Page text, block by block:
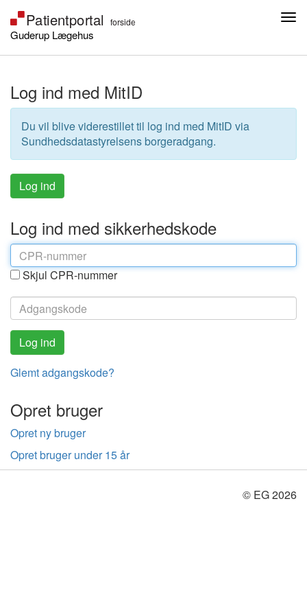
Guderup Lægehus
Log ind med MitID
Du vil blive viderestillet til log ind med MitID via
Sundhedsdatastyrelsens borgeradgang.
Log ind med sikkerhedskode
Skjul CPR-nummer
Glemt adgangskode?
Opret bruger
Opret ny bruger
Opret bruger under 15 år
© EG 2026